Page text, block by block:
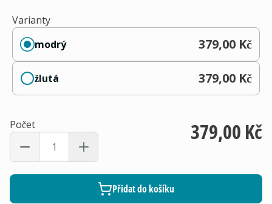
Varianty
modrý
379,00 Kč
žlutá 379,00 Kč
Počet 379,00 Kč
Přidat do košíku